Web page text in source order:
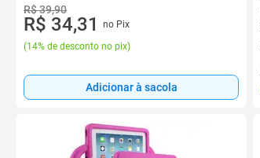
R$ 39,90
R$ 34,31
no Pix
(14% de desconto no pix)
Adicionar à sacola